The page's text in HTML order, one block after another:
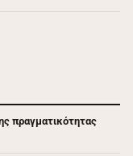
πραγματικότητας